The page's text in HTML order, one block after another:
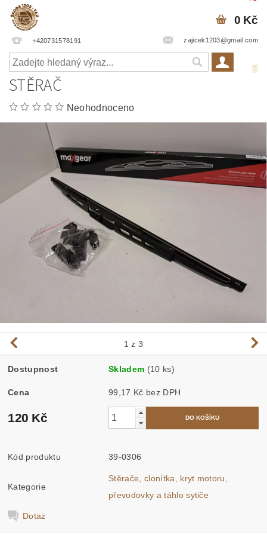
+420731578191 zajicek1203@gmail.com
0 Kč
STĚRAČ
Neohodnoceno
1 z 3
Dostupnost Skladem (10 ks)
Cena 99,17 Kč bez DPH
120 Kč
Kód produktu 39-0306
Kategorie
Stěrače, clonítka, kryt motoru,
převodovky a táhlo sytiče
Dotaz